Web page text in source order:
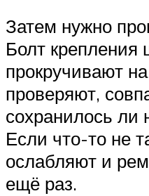
Затем нужно
Болт крепления
прокручивают
проверяют,
сохранилось ли
Если что-то не
ослабляют и
ещё раз.